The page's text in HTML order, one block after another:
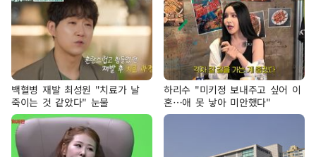
백혈병 재발 최성원 "치료가 날
죽이는 것 같았다" 눈물
하리수 "미키정 보내주고 싶어 이
혼…애 못 낳아 미안했다"